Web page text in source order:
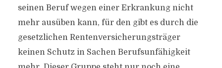
seinen Beruf wegen einer Erkrankung nicht
mehr ausüben kann, für den gibt es durch die
gesetzlichen Rentenversicherungsträger
keinen Schutz in Sachen Berufsunfähigkeit